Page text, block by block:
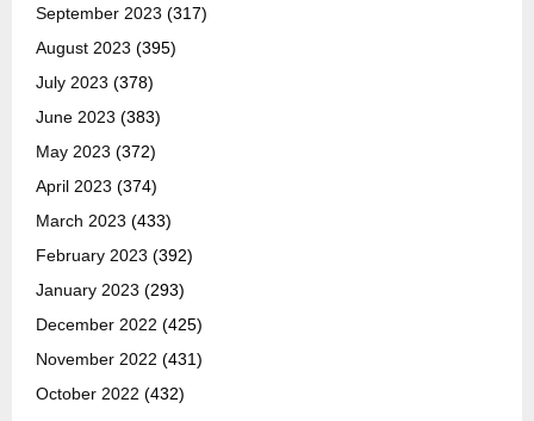
September 2023 (317)
August 2023 (395)
July 2023 (378)
June 2023 (383)
May 2023 (372)
April 2023 (374)
March 2023 (433)
February 2023 (392)
January 2023 (293)
December 2022 (425)
November 2022 (431)
October 2022 (432)